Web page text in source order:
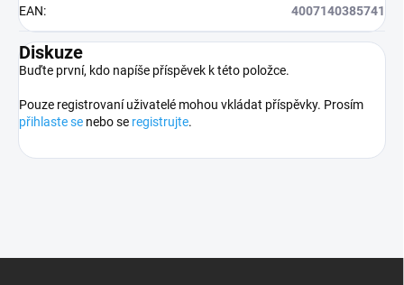
EAN: 4007140385741
Diskuze
Buďte první, kdo napíše příspěvek k této položce.
Pouze registrovaní uživatelé mohou vkládat příspěvky. Prosím
přihlaste se nebo se registrujte.